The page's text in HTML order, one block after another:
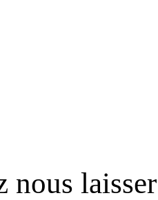
nous